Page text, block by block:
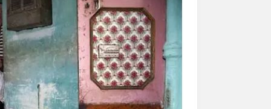
Who Would Never Be
9 Is Just Too Weird